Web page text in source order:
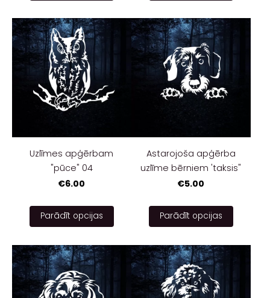
Uzlīmes apģērbam
"pūce" 04
€6.00
Parādīt opcijas
Astarojoša apģērba
uzlīme bērniem 'taksis"
€5.00
Parādīt opcijas